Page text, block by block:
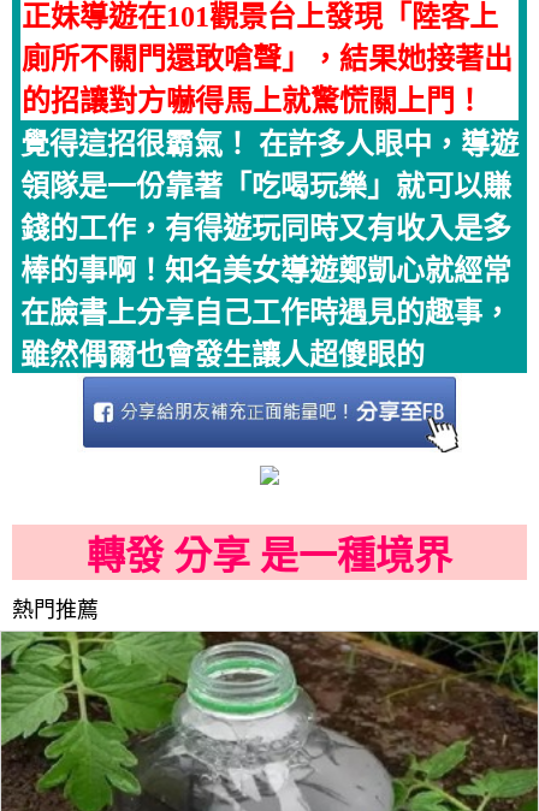
正妹導遊在101觀景台上發現「陸客上
廁所不關門還敢嗆聲」，結果她接著出
的招讓對方嚇得馬上就驚慌關上門！
覺得這招很霸氣！ 在許多人眼中，導遊
領隊是一份靠著「吃喝玩樂」就可以賺
錢的工作，有得遊玩同時又有收入是多
棒的事啊！知名美女導遊鄭凱心就經常
在臉書上分享自己工作時遇見的趣事，
雖然偶爾也會發生讓人超傻眼的
轉發 分享 是一種境界
熱門推薦